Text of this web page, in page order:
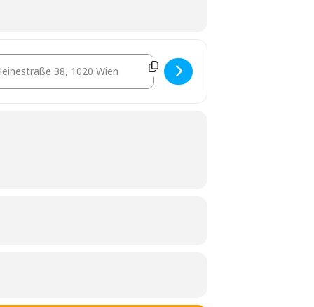
Address - Lehrgang Objektsicherheitsprüfungen von